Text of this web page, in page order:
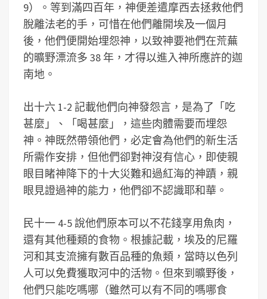
9）。等到滿四百年，神便差遣摩西去拯救他們
脫離法老的手，可惜在他們離開埃及一個月
後，他們便開始埋怨神，以致神要祂們在荒蕪
的曠野漂流多 38 年，才得以進入神所應許的迦
南地。
出十六 1-2 記載他們向神發怨言，是為了「吃
甚麼」、「喝甚麼」，這些肉體需要而埋怨
神。神既然帶領他們，必定會為他們的新生活
所需作安排，但他們卻對神沒有信心，即使親
眼目睹神降下的十大災難和過紅海的神蹟，親
眼見證過神的能力，他們卻不認識耶和華。
民十一 4-5 說他們原本可以不花錢享用魚肉，
還有其他種類的食物。根據記載，埃及的尼羅
河和其支流擁有數百品種的魚類，當時以色列
人可以免費獲取河中的活物。但來到曠野後，
他們只能吃嗎哪（雖然可以有不同的嗎哪食